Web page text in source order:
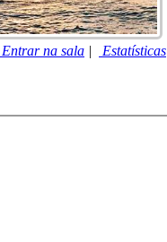
Entrar na sala | Estatísticas